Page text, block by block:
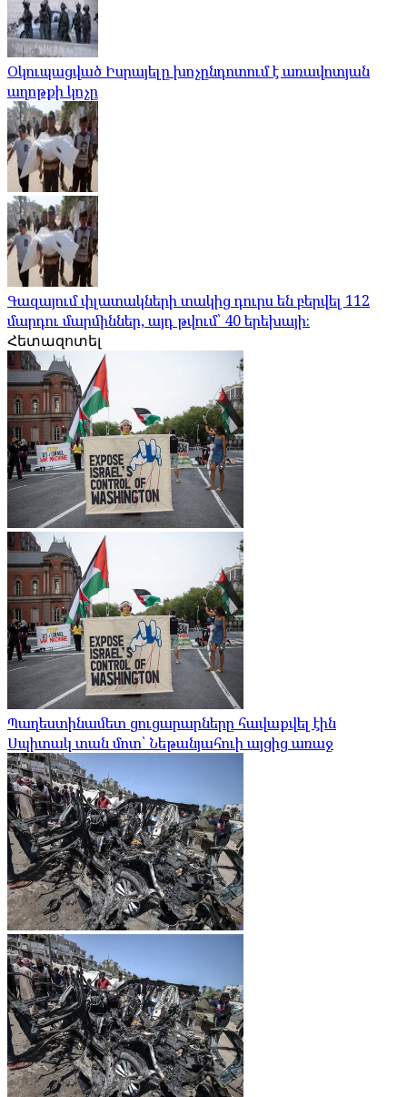
Օկուպացված Իսրայելը խոչընդոտում է առավոտյան
աղոթքի կոչը
Գազայում փլատակների տակից դուրս են բերվել 112
մարդու մարմիններ, այդ թվում՝ 40 երեխայի։
Հետազոտել
Պաղեստինամետ ցուցարարները հավաքվել էին
Սպիտակ տան մոտ՝ Նեթանյահուի այցից առաջ